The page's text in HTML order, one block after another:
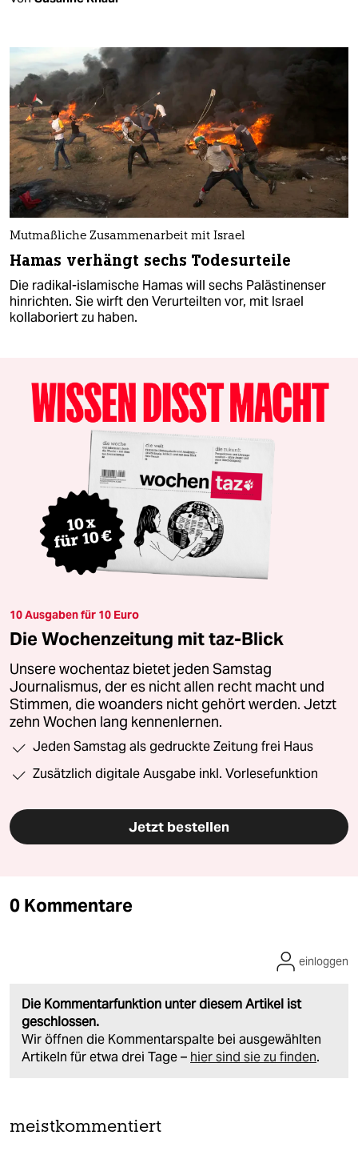
Mutmaßliche Zusammenarbeit mit Israel
Hamas verhängt sechs Todesurteile
Die radikal-islamische Hamas will sechs Palästinenser
hinrichten. Sie wirft den Verurteilten vor, mit Israel
kollaboriert zu haben.
10 Ausgaben für 10 Euro
Die Wochenzeitung mit taz-Blick
Unsere wochentaz bietet jeden Samstag
Journalismus, der es nicht allen recht macht und
Stimmen, die woanders nicht gehört werden. Jetzt
zehn Wochen lang kennenlernen.
Jeden Samstag als gedruckte Zeitung frei Haus
Zusätzlich digitale Ausgabe inkl. Vorlesefunktion
Jetzt bestellen
0 Kommentare
Die Kommentarfunktion unter diesem Artikel ist
geschlossen.
Wir öffnen die Kommentarspalte bei ausgewählten
Artikeln für etwa drei Tage – hier sind sie zu finden.
einloggen
meistkommentiert